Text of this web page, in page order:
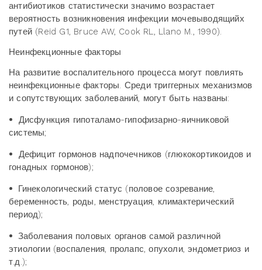
антибиотиков статистически значимо возрастает
вероятность возникновения инфекции мочевыводящийх
путей (Reid G1, Bruce AW, Cook RL, Llano M., 1990).
Неинфекционные факторы
На развитие воспалительного процесса могут повлиять
неинфекционные факторы. Среди триггерных механизмов
и сопутствующих заболеваний, могут быть названы:
•
Дисфункция гипоталамо-гипофизарно-яичниковой
системы;
•
Дефицит гормонов надпочечников (глюкокортикоидов и
гонадных гормонов);
• Гинекологический статус (половое созревание,
беременность, роды, менструация, климактерический
период);
• Заболевания половых органов самой различной
этиологии (воспаления, пролапс, опухоли, эндометриоз и
т.д.);